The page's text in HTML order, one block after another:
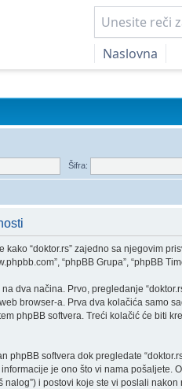
Naslovna
Šifra:
“doktor.rs” zajedno sa njegovim
“phpBB Grupa”,
dva načina. Prvo, pregledanje
browser-a. Prva dva kolačića samo
phpBB softvera. Treći kolačić će biti
phpBB softvera dok pregledate
je ono što vi nama pošaljete.
nalog”) i postovi koje ste vi poslali